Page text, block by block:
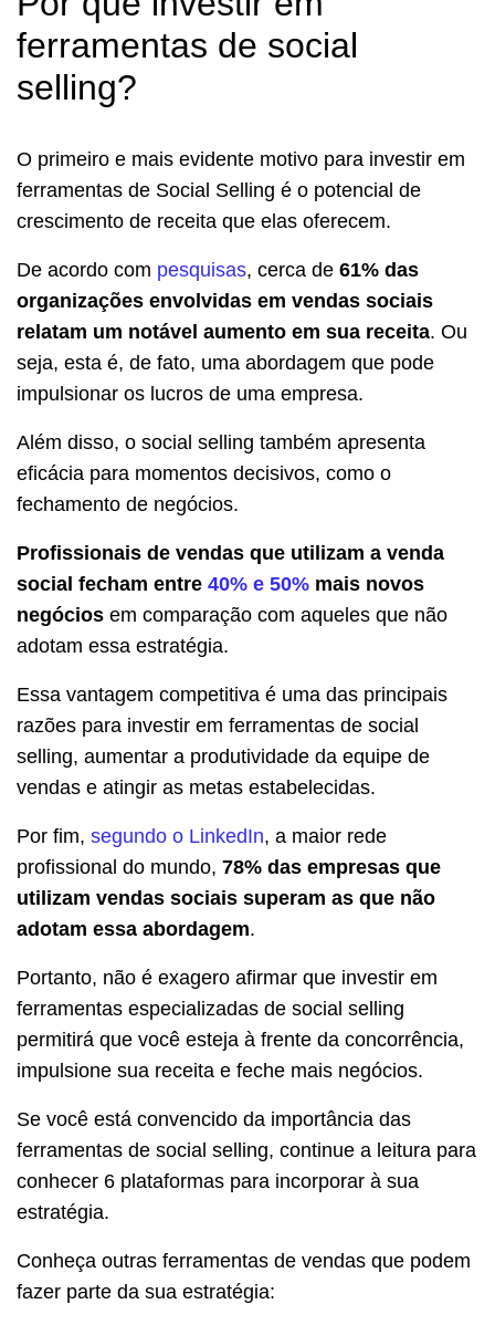
ferramentas de social
selling?
O primeiro e mais evidente motivo para investir em
ferramentas de Social Selling é o potencial de
crescimento de receita que elas oferecem.
De acordo com pesquisas, cerca de 61% das
organizações envolvidas em vendas sociais
relatam um notável aumento em sua receita. Ou
seja, esta é, de fato, uma abordagem que pode
impulsionar os lucros de uma empresa.
Além disso, o social selling também apresenta
eficácia para momentos decisivos, como o
fechamento de negócios.
Profissionais de vendas que utilizam a venda
social fecham entre 40% e 50% mais novos
negócios em comparação com aqueles que não
adotam essa estratégia.
Essa vantagem competitiva é uma das principais
razões para investir em ferramentas de social
selling, aumentar a produtividade da equipe de
vendas e atingir as metas estabelecidas.
Por fim, segundo o LinkedIn, a maior rede
profissional do mundo, 78% das empresas que
utilizam vendas sociais superam as que não
adotam essa abordagem.
Portanto, não é exagero afirmar que investir em
ferramentas especializadas de social selling
permitirá que você esteja à frente da concorrência,
impulsione sua receita e feche mais negócios.
Se você está convencido da importância das
ferramentas de social selling, continue a leitura para
conhecer 6 plataformas para incorporar à sua
estratégia.
Conheça outras ferramentas de vendas que podem
fazer parte da sua estratégia: